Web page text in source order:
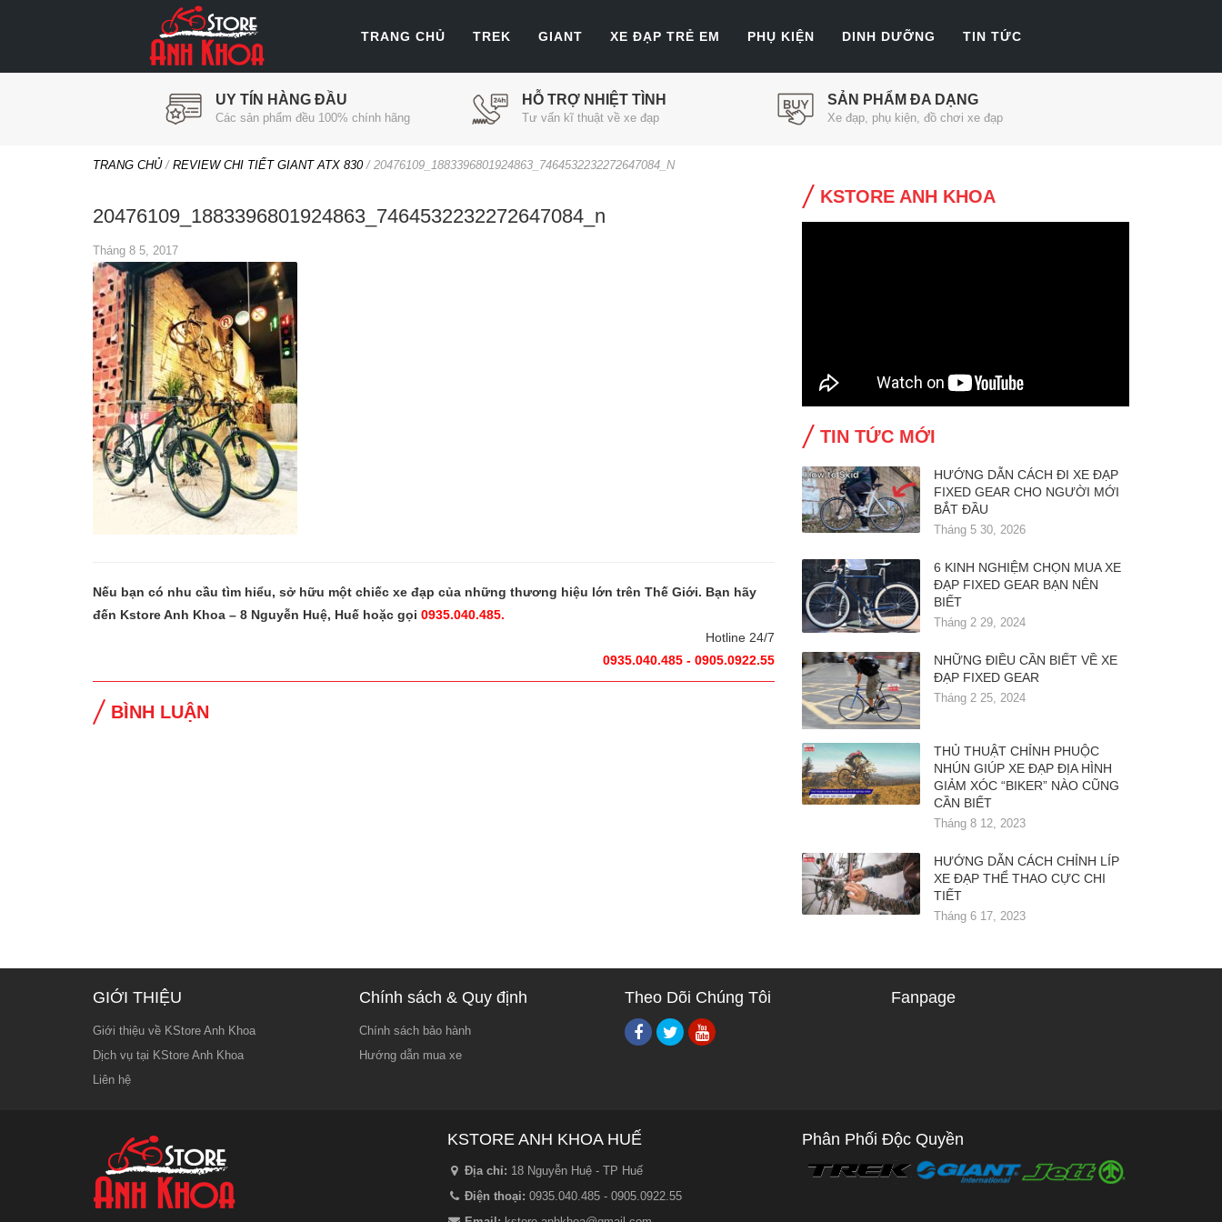
TRANG CHỦ TREK GIANT XE ĐẠP TRẺ EM PHỤ KIỆN DINH DƯỠNG TIN TỨC
UY TÍN HÀNG ĐẦU
Các sản phẩm đều 100% chính hãng
HỖ TRỢ NHIỆT TÌNH
Tư vấn kĩ thuật về xe đạp
SẢN PHẨM ĐA DẠNG
Xe đạp, phụ kiện, đồ chơi xe đạp
TRANG CHỦ/ REVIEW CHI TIẾT GIANT ATX 830/ 20476109_1883396801924863_7464532232272647084_N
20476109_1883396801924863_7464532232272647084_n
Tháng 8 5, 2017
Nếu bạn có nhu cầu tìm hiểu, sở hữu một chiếc xe đạp của những thương hiệu lớn trên Thế Giới. Bạn hãy
đến Kstore Anh Khoa – 8 Nguyễn Huệ, Huế hoặc gọi 0935.040.485.
Hotline 24/7
0935.040.485 - 0905.0922.55
BÌNH LUẬN
KSTORE ANH KHOA
TIN TỨC MỚI
HƯỚNG DẪN CÁCH ĐI XE ĐẠP
FIXED GEAR CHO NGƯỜI MỚI
BẮT ĐẦU
Tháng 5 30, 2026
6 KINH NGHIỆM CHỌN MUA XE
ĐẠP FIXED GEAR BẠN NÊN
BIẾT
Tháng 2 29, 2024
NHỮNG ĐIỀU CẦN BIẾT VỀ XE
ĐẠP FIXED GEAR
Tháng 2 25, 2024
THỦ THUẬT CHỈNH PHUỘC
NHÚN GIÚP XE ĐẠP ĐỊA HÌNH
GIẢM XÓC “BIKER” NÀO CŨNG
CẦN BIẾT
Tháng 8 12, 2023
HƯỚNG DẪN CÁCH CHỈNH LÍP
XE ĐẠP THỂ THAO CỰC CHI
TIẾT
Tháng 6 17, 2023
GIỚI THIỆU
Giới thiệu về KStore Anh Khoa
Dịch vụ tại KStore Anh Khoa
Liên hệ
Chính sách & Quy định
Chính sách bảo hành
Hướng dẫn mua xe
Theo Dõi Chúng Tôi Fanpage
KSTORE ANH KHOA HUẾ
Địa chỉ: 18 Nguyễn Huệ - TP Huế
Điện thoại: 0935.040.485 - 0905.0922.55
Phân Phối Độc Quyền